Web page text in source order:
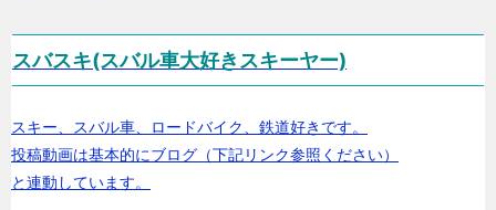
スバスキ(スバル車大好きスキーヤー)
スキー、スバル車、ロードバイク、鉄道好きです。
投稿動画は基本的にブログ（下記リンク参照ください）
と連動しています。